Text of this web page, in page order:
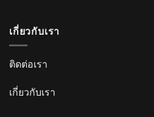
เกี่ยวกับเรา
ติดต่อเรา
เกี่ยวกับเรา